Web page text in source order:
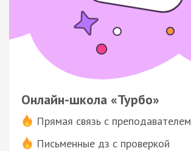
Онлайн-школа «Турбо»
Прямая связь с преподавателем
Письменные дз с проверкой